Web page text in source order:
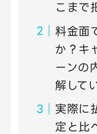
こまで
料金面
か？キ
ーンの
解して
実際に
定と比